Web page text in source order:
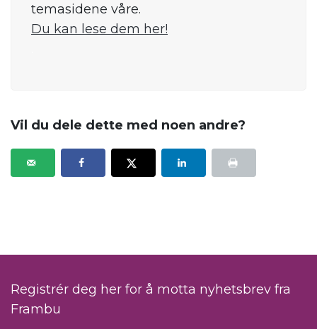
temasidene våre.
Du kan lese dem her!
Vil du dele dette med noen andre?
Registrér deg her for å motta nyhetsbrev fra
Frambu